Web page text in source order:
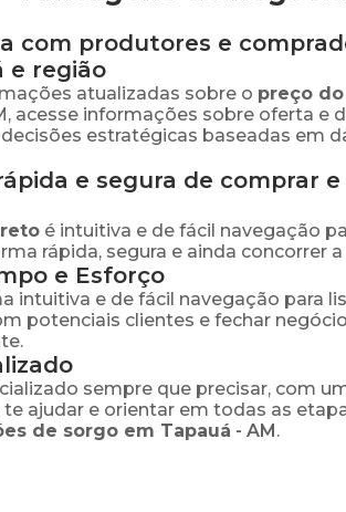
com produtores e
e região
atualizadas sobre o preço
, acesse informações sobre oferta e
estratégicas baseadas em
e segura de comprar
é intuitiva e de fácil navegação
rápida, segura e ainda concorrer
e Esforço
intuitiva e de fácil navegação para
potenciais clientes e fechar
sempre que precisar, com
ajudar e orientar em todas as
de sorgo em Tapauá - AM.